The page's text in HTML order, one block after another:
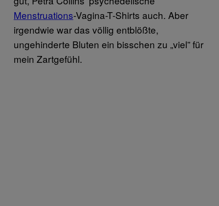
Menstruations-Vagina-T-Shirts auch. Aber
irgendwie war das völlig entblößte,
ungehinderte Bluten ein bisschen zu „viel” für
mein Zartgefühl.